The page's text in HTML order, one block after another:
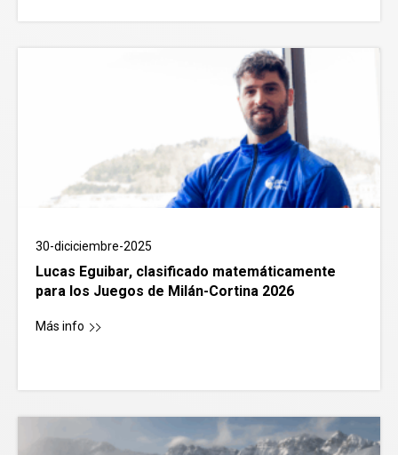
30-diciciembre-2025
Lucas Eguibar, clasificado matemáticamente
para los Juegos de Milán-Cortina 2026
Más info